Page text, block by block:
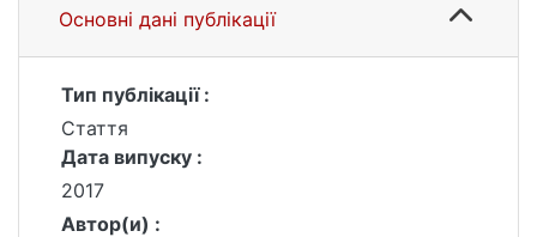
Основні дані публікації
Тип публікації :
Стаття
Дата випуску :
2017
Автор(и) :